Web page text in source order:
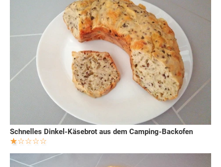
Schnelles Dinkel-Käsebrot aus dem Camping-Backofen